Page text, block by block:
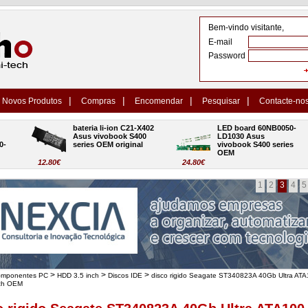
Bem-vindo visitante,
E-mail
Password
Novos Produtos | Compras | Encomendar | Pesquisar | Contacte-
12.80€
bateria li-ion C21-X402
Asus vivobook S400
series OEM original
24.80€
LED board 60NB0050-
LD1030 Asus
vivobook S400 series
OEM
1 2 3 4 5
PC > HDD 3.5 inch > Discos IDE > disco rigido Seagate ST340823A 40Gb Ultra
OEM